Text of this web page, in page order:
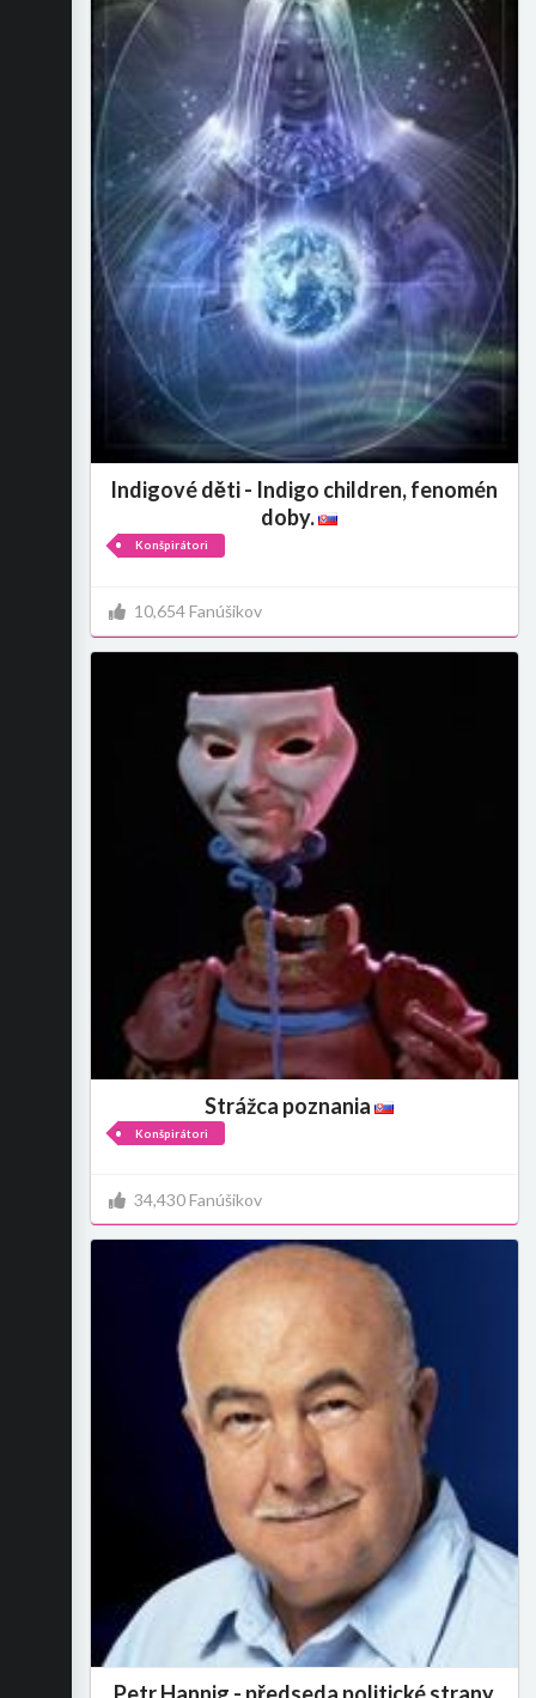
Indigové děti - Indigo children, fenomén
doby.
Konšpirátori
10,654 Fanúšikov
Strážca poznania
Konšpirátori
34,430 Fanúšikov